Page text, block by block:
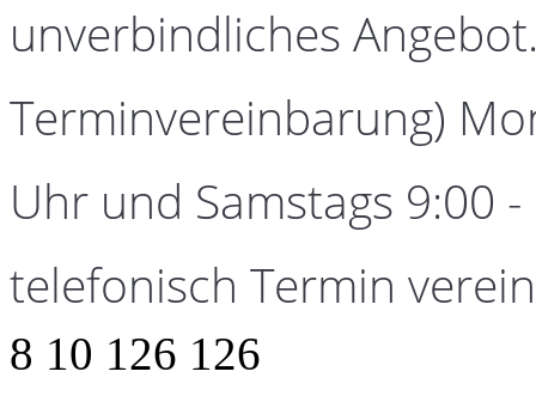
unverbindliches
Terminvereinbarung)
Uhr und Samstags 9:00
telefonisch Termin
8 10 126 126